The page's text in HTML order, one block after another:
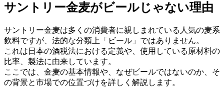
サントリー金麦がビールじゃない理由
サントリー金麦は多くの消費者に親しまれている人気の麦系
飲料ですが、法的な分類上「ビール」ではありません。
これは日本の酒税法における定義や、使用している原材料の
比率、製法に由来しています。
ここでは、金麦の基本情報や、なぜビールではないのか、そ
の背景と市場での位置づけを詳しく解説します。